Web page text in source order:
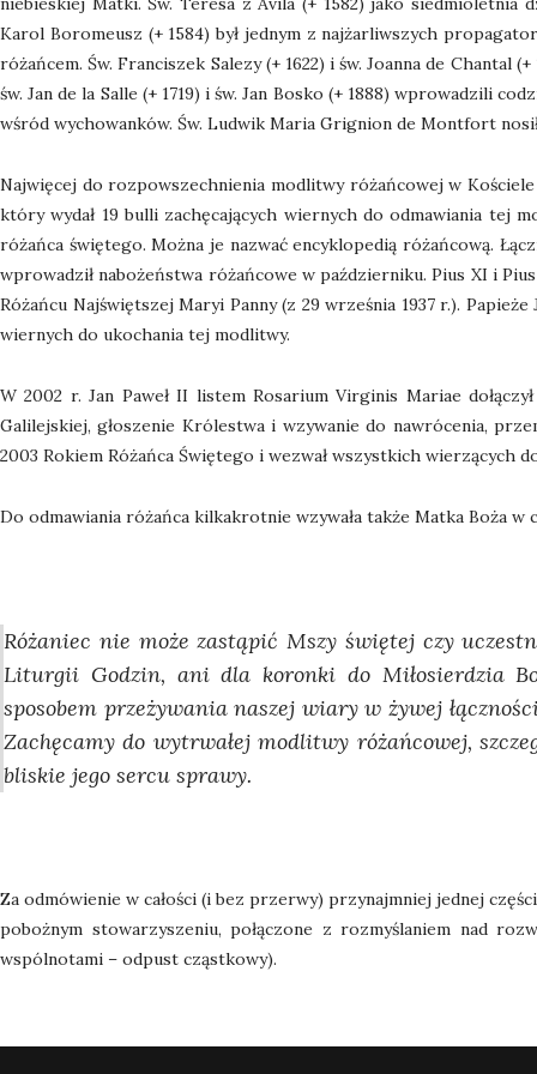
Karol Boromeusz (+ 1584) był jednym z najżarliwszych
różańcem. Św. Franciszek Salezy (+ 1622) i św. Joanna de Chantal
św. Jan de la Salle (+ 1719) i św. Jan Bosko (+ 1888) wprowadzili
wśród wychowanków. Św. Ludwik Maria Grignion de Montfort
Najwięcej do rozpowszechnienia modlitwy różańcowej w
który wydał 19 bulli zachęcających wiernych do odmawiania tej
różańca świętego. Można je nazwać encyklopedią różańcową.
wprowadził nabożeństwa różańcowe w październiku. Pius XI i
Różańcu Najświętszej Maryi Panny (z 29 września 1937 r.).
wiernych do ukochania tej modlitwy.
W 2002 r. Jan Paweł II listem Rosarium Virginis Mariae
Galilejskiej, głoszenie Królestwa i wzywanie do nawrócenia,
2003 Rokiem Różańca Świętego i wezwał wszystkich
Do odmawiania różańca kilkakrotnie wzywała także Matka Boża w
Różaniec nie może zastąpić Mszy świętej czy
Liturgii Godzin, ani dla koronki do Miłosierdzia
sposobem przeżywania naszej wiary w żywej
Zachęcamy do wytrwałej modlitwy różańcowej,
bliskie jego sercu sprawy.
Za odmówienie w całości (i bez przerwy) przynajmniej jednej
pobożnym stowarzyszeniu, połączone z rozmyślaniem nad
wspólnotami – odpust cząstkowy).